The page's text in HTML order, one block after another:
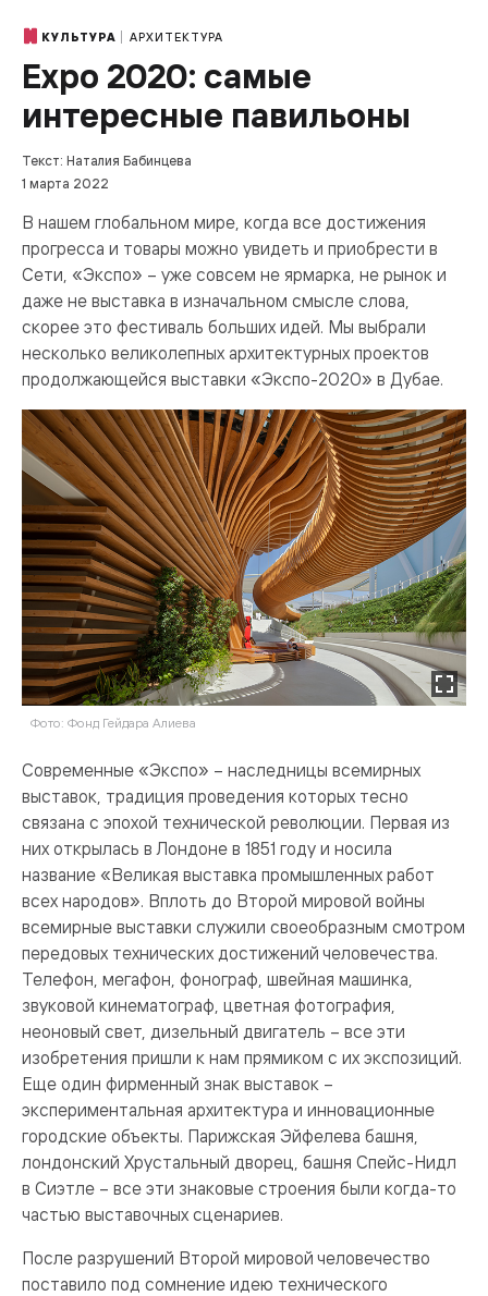
КУЛЬТУРА АРХИТЕКТУРА
Expo 2020: самые
интересные павильоны
Текст: Наталия Бабинцева
1 марта 2022
В нашем глобальном мире, когда все достижения
прогресса и товары можно увидеть и приобрести в
Сети, «Экспо» – уже совсем не ярмарка, не рынок и
даже не выставка в изначальном смысле слова,
скорее это фестиваль больших идей. Мы выбрали
несколько великолепных архитектурных проектов
продолжающейся выставки «Экспо-2020» в Дубае.
Фото: Фонд Гейдара Алиева
Современные «Экспо» – наследницы всемирных
выставок, традиция проведения которых тесно
связана с эпохой технической революции. Первая из
них открылась в Лондоне в 1851 году и носила
название «Великая выставка промышленных работ
всех народов». Вплоть до Второй мировой войны
всемирные выставки служили своеобразным смотром
передовых технических достижений человечества.
Телефон, мегафон, фонограф, швейная машинка,
звуковой кинематограф, цветная фотография,
неоновый свет, дизельный двигатель – все эти
изобретения пришли к нам прямиком с их экспозиций.
Еще один фирменный знак выставок –
экспериментальная архитектура и инновационные
городские объекты. Парижская Эйфелева башня,
лондонский Хрустальный дворец, башня Спейс-Нидл
в Сиэтле – все эти знаковые строения были когда-то
частью выставочных сценариев.
После разрушений Второй мировой человечество
поставило под сомнение идею технического